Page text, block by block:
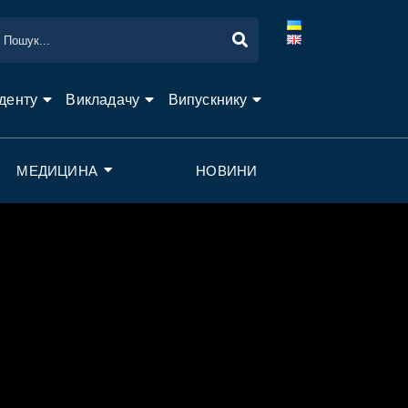
Викладачу Випускнику
МЕДИЦИНА НОВИНИ